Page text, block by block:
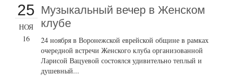
25
НОЯ
16
Музыкальный вечер в Женском
клубе
24 ноября в Воронежской еврейской общине в рамках
очередной встречи Женского клуба организованной
Ларисой Вацуевой состоялся удивительно теплый и
душевный...